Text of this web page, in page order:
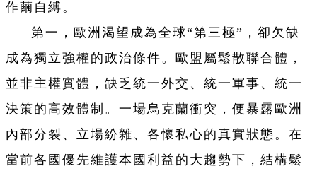
作繭自縛。
第一，歐洲渴望成為全球“第三極”，卻欠缺
成為獨立強權的政治條件。歐盟屬鬆散聯合體，
並非主權實體，缺乏統一外交、統一軍事、統一
決策的高效體制。一場烏克蘭衝突，便暴露歐洲
內部分裂、立場紛雜、各懷私心的真實狀態。在
當前各國優先維護本國利益的大趨勢下，結構鬆